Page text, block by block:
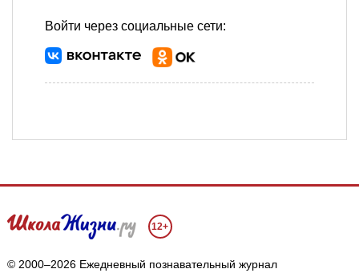
Войти через социальные сети:
12+
© 2000–2026 Ежедневный познавательный журнал